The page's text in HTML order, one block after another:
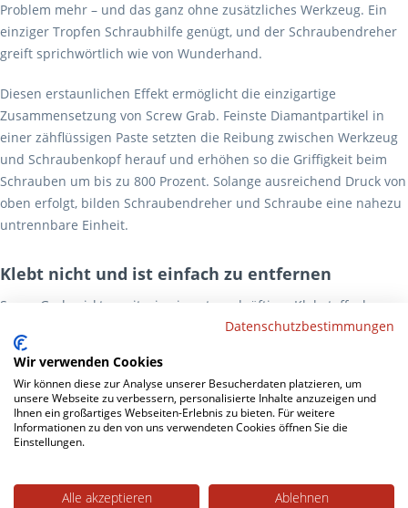
Problem mehr – und das ganz ohne zusätzliches Werkzeug. Ein
einziger Tropfen Schraubhilfe genügt, und der Schraubendreher
greift sprichwörtlich wie von Wunderhand.
Diesen erstaunlichen Effekt ermöglicht die einzigartige
Zusammensetzung von Screw Grab. Feinste Diamantpartikel in
einer zähflüssigen Paste setzten die Reibung zwischen Werkzeug
und Schraubenkopf herauf und erhöhen so die Griffigkeit beim
Schrauben um bis zu 800 Prozent. Solange ausreichend Druck von
oben erfolgt, bilden Schraubendreher und Schraube eine nahezu
untrennbare Einheit.
Klebt nicht und ist einfach zu entfernen
Screw Grab wirkt somit wie ein extrem kräftiger Klebstoff, ohne
jedoch zu kleben. Schraubendreher oder Schraubenschlüssel
lassen sich ganz normal anheben und auch mehrfach wieder
ansetzen. Der Screw-Grab-Effekt tritt erst bei entsprechendem
Druck ein. Die Paste lässt sich nach dem Ein- oder Ausschrauben
sogar rückstandsfrei mit einem einfachen Lappen entfernen.
Es spielt übrigens keine Rolle, ob die Schraube über eine Kreuz-,
funktioniert überall nach dem gleichen Prinzip. Auch Sechskant-
Datenschutzbestimmungen
Wir verwenden Cookies
Wir können diese zur Analyse unserer Besucherdaten platzieren, um
unsere Webseite zu verbessern, personalisierte Inhalte anzuzeigen und
Ihnen ein großartiges Webseiten-Erlebnis zu bieten. Für weitere
Informationen zu den von uns verwendeten Cookies öffnen Sie die
Einstellungen.
Alle akzeptieren
Ablehnen